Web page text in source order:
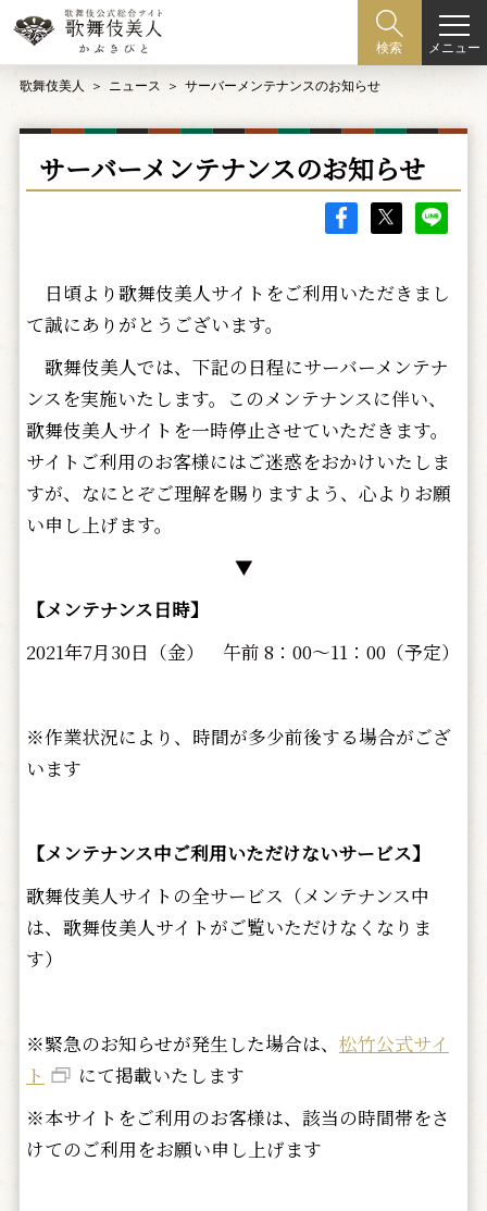
検索 メニュー
歌舞伎美人 ニュース サーバーメンテナンスのお知らせ
サーバーメンテナンスのお知らせ
日頃より歌舞伎美人サイトをご利用いただきまし
て誠にありがとうございます。
歌舞伎美人では、下記の日程にサーバーメンテナ
ンスを実施いたします。このメンテナンスに伴い、
歌舞伎美人サイトを一時停止させていただきます。
サイトご利用のお客様にはご迷惑をおかけいたしま
すが、なにとぞご理解を賜りますよう、心よりお願
い申し上げます。
▼
【メンテナンス日時】
2021年7月30日（金） 午前 8：00～11：00（予定）
※作業状況により、時間が多少前後する場合がござ
います
【メンテナンス中ご利用いただけないサービス】
歌舞伎美人サイトの全サービス（メンテナンス中
は、歌舞伎美人サイトがご覧いただけなくなりま
す）
※緊急のお知らせが発生した場合は、 松竹公式サイ
ト
にて掲載いたします
※本サイトをご利用のお客様は、該当の時間帯をさ
けてのご利用をお願い申し上げます